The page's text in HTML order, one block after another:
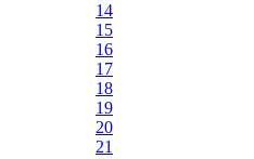
14
15
16
17
18
19
20
21